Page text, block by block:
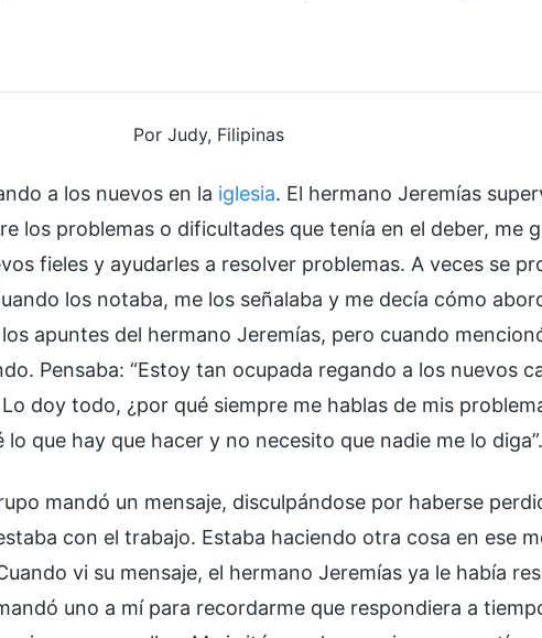
Por Judy, Filipinas
a los nuevos en la iglesia. El hermano Jeremías
los problemas o dificultades que tenía en el deber, me
fieles y ayudarles a resolver problemas. A veces se
los notaba, me los señalaba y me decía cómo
apuntes del hermano Jeremías, pero cuando
Pensaba: “Estoy tan ocupada regando a los nuevos
doy todo, ¿por qué siempre me hablas de mis
que hay que hacer y no necesito que nadie me lo diga”.
mandó un mensaje, disculpándose por haberse
con el trabajo. Estaba haciendo otra cosa en ese
vi su mensaje, el hermano Jeremías ya le había
uno a mí para recordarme que respondiera a